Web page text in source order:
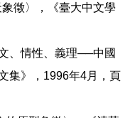
徵〉，《臺大中文學
、情性、義理──中國
集》，1996年4月，頁